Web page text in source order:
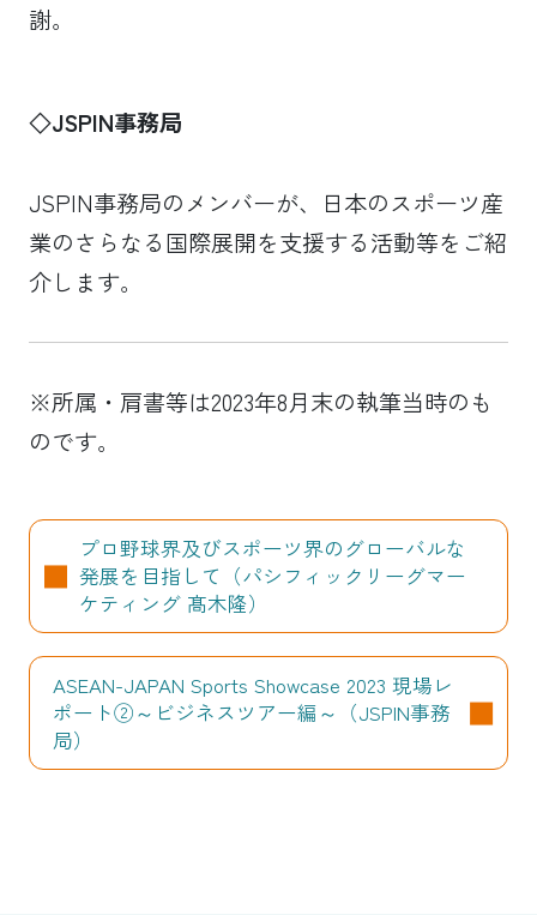
謝。
◇JSPIN事務局
JSPIN事務局のメンバーが、日本のスポーツ産
業のさらなる国際展開を支援する活動等をご紹
介します。
※所属・肩書等は2023年8月末の執筆当時のも
のです。
プロ野球界及びスポーツ界のグローバルな
発展を目指して（パシフィックリーグマー
ケティング 髙木隆）
ASEAN-JAPAN Sports Showcase 2023 現場レ
ポート②～ビジネスツアー編～（JSPIN事務
局）